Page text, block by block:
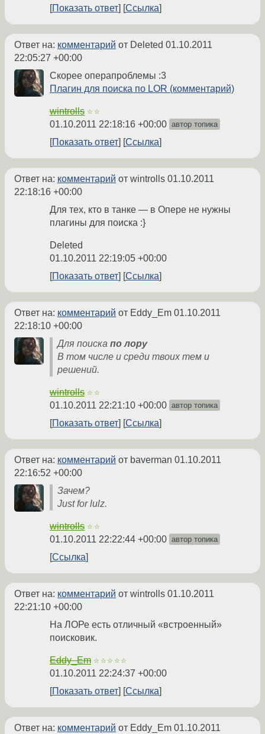
Показать ответ Ссылка
Ответ на: комментарий от Deleted 01.10.2011
22:05:27 +00:00
Скорее операпроблемы :3
Плагин для поиска по LOR (комментарий)
wintrolls ☆☆
01.10.2011 22:18:16 +00:00 автор топика
Показать ответ Ссылка
Ответ на: комментарий от wintrolls 01.10.2011
22:18:16 +00:00
Для тех, кто в танке — в Опере не нужны
плагины для поиска :}
Deleted
01.10.2011 22:19:05 +00:00
Показать ответ
Ссылка
Ответ на: комментарий от Eddy_Em 01.10.2011
22:18:10 +00:00
Для поиска по лору
В том числе и среди твоих тем и
решений.
wintrolls ☆☆
01.10.2011 22:21:10 +00:00 автор топика
Показать ответ Ссылка
Ответ на: комментарий от baverman 01.10.2011
22:16:52 +00:00
Зачем?
Just for lulz.
wintrolls ☆☆
01.10.2011 22:22:44 +00:00 автор топика
Ссылка
Ответ на: комментарий от wintrolls 01.10.2011
22:21:10 +00:00
На ЛОРе есть отличный «встроенный»
поисковик.
Eddy_Em ☆☆☆☆☆
01.10.2011 22:24:37 +00:00
Показать ответ
Ссылка
Ответ на: комментарий от Eddy_Em 01.10.2011